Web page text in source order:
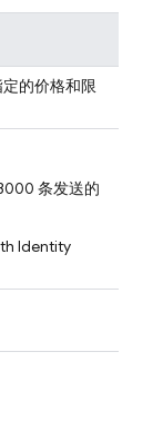
的价格和限
条发送的
Identity